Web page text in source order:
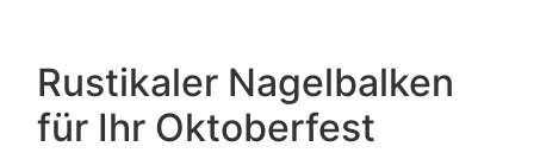
Rustikaler Nagelbalken
für Ihr Oktoberfest